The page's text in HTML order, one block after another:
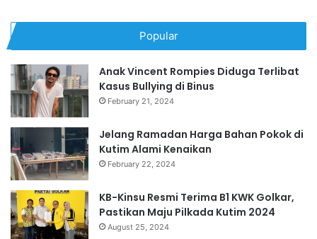
Popular
Anak Vincent Rompies Diduga Terlibat
Kasus Bullying di Binus
February 21, 2024
Jelang Ramadan Harga Bahan Pokok di
Kutim Alami Kenaikan
February 22, 2024
KB-Kinsu Resmi Terima B1 KWK Golkar,
Pastikan Maju Pilkada Kutim 2024
August 25, 2024